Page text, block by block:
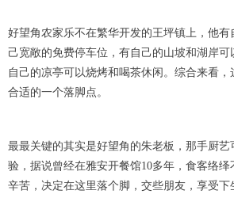
好望角农家乐不在繁华开发的王坪镇上，他有
己宽敞的免费停车位，有自己的山坡和湖岸
自己的凉亭可以烧烤和喝茶休闲。综合来看
合适的一个落脚点。
最最关键的其实是好望角的朱老板，那手厨
验，据说曾经在雅安开餐馆10多年，食客络
辛苦，决定在这里落个脚，交些朋友，享受